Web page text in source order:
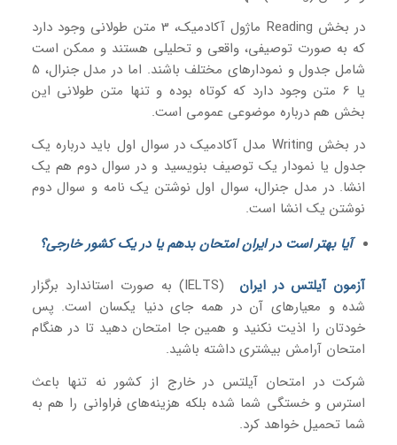
در بخش Reading ماژول آکادمیک، 3 متن طولانی وجود دارد
که به صورت توصیفی، واقعی و تحلیلی هستند و ممکن است
شامل جدول و نمودارهای مختلف باشند. اما در مدل جنرال، 5
یا 6 متن وجود دارد که کوتاه بوده و تنها متن طولانی این
بخش هم درباره موضوعی عمومی است.
در بخش Writing مدل آکادمیک در سوال اول باید درباره یک
جدول یا نمودار یک توصیف بنویسید و در سوال دوم هم یک
انشا. در مدل جنرال، سوال اول نوشتن یک نامه و سوال دوم
نوشتن یک انشا است.
آیا بهتر است در ایران امتحان بدهم یا در یک کشور خارجی؟
آزمون آیلتس در ایران
(IELTS) به صورت استاندارد برگزار
شده و معیارهای آن در همه جای دنیا یکسان است. پس
خودتان را اذیت نکنید و همین جا امتحان دهید تا در هنگام
امتحان آرامش بیشتری داشته باشید.
شرکت در امتحان آیلتس در خارج از کشور نه تنها باعث
استرس و خستگی شما شده بلکه هزینه‌های فراوانی را هم به
شما تحمیل خواهد کرد.